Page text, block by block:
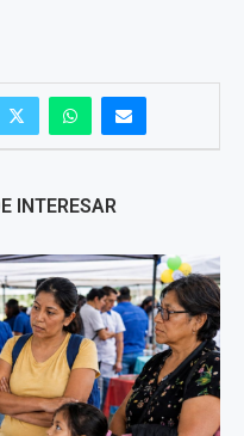
INTERESAR